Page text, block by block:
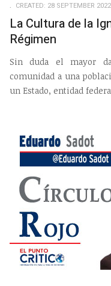
CREATED: 28 SEPTEMBER 2022
La Cultura de la
Régimen
Sin duda el mayor
comunidad a una
un Estado, entidad